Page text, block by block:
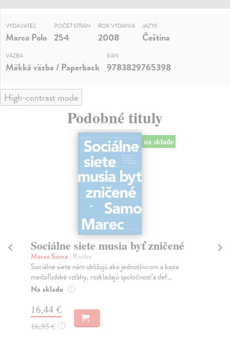
VYDAVATEĽ
Marco Polo
POČET STRÁN
254
ROK VYDANIA
2008
JAZYK
Čeština
VÄZBA
Mäkká väzba / Paperback
EAN
9783829765398
High-contrast mode
Podobné tituly
na sklade
Sociálne siete musia byť zničené
Marec Samo| Kniha
Sociálne siete nám ubližujú ako jednotlivcom a kazia
medziľudské vzťahy, rozkladajú spoločnosť a def...
Na sklade ?
16,44 €
16,95 € ?